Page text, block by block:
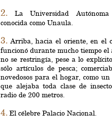
2.
La Universidad
conocida como Unaula.
3. Arriba, hacia el oriente, en el
funcionó durante mucho tiempo el
no se restringía, pese a lo
sólo artículos de pesca;
novedosos para el hogar, como
que alejaba toda clase de
radio de 200 metros.
4. El célebre Palacio Nacional.